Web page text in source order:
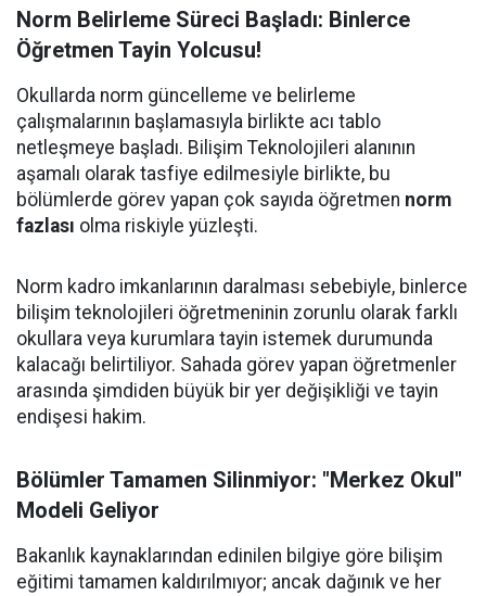
Norm Belirleme Süreci Başladı: Binlerce
Öğretmen Tayin Yolcusu!
Okullarda norm güncelleme ve belirleme
çalışmalarının başlamasıyla birlikte acı tablo
netleşmeye başladı. Bilişim Teknolojileri alanının
aşamalı olarak tasfiye edilmesiyle birlikte, bu
bölümlerde görev yapan çok sayıda öğretmen norm
fazlası olma riskiyle yüzleşti.
Norm kadro imkanlarının daralması sebebiyle, binlerce
bilişim teknolojileri öğretmeninin zorunlu olarak farklı
okullara veya kurumlara tayin istemek durumunda
kalacağı belirtiliyor. Sahada görev yapan öğretmenler
arasında şimdiden büyük bir yer değişikliği ve tayin
endişesi hakim.
Bölümler Tamamen Silinmiyor: "Merkez Okul"
Modeli Geliyor
Bakanlık kaynaklarından edinilen bilgiye göre bilişim
eğitimi tamamen kaldırılmıyor; ancak dağınık ve her